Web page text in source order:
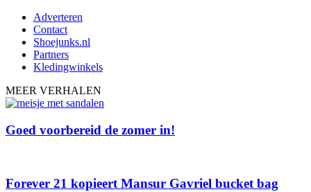
Adverteren
Contact
Shoejunks.nl
Partners
Kledingwinkels
MEER VERHALEN
Goed voorbereid de zomer in!
Forever 21 kopieert Mansur Gavriel bucket bag